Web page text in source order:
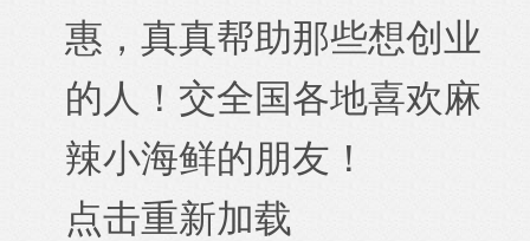
惠，真真帮助那些想创业
的人！交全国各地喜欢麻
辣小海鲜的朋友！
点击重新加载